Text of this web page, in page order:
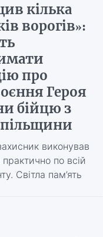
кілька
ворогів»:
про
Героя
бійцю з
виконував
по всій
Світла пам’ять